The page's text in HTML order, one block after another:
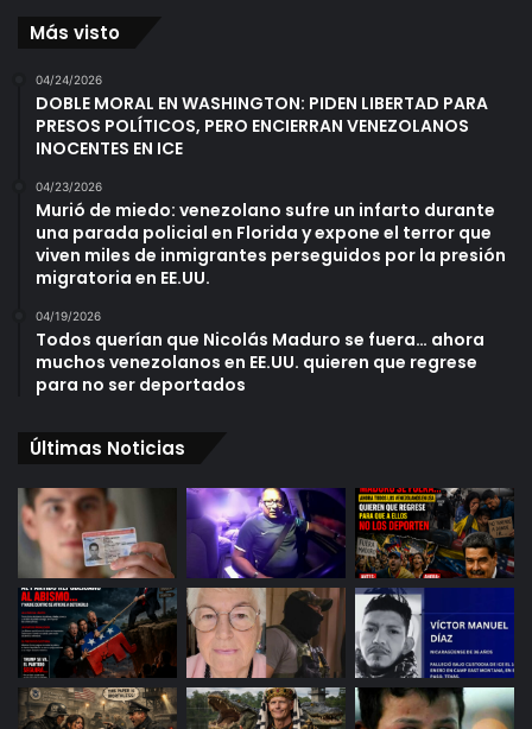
Más visto
04/24/2026
DOBLE MORAL EN WASHINGTON: PIDEN LIBERTAD PARA
PRESOS POLÍTICOS, PERO ENCIERRAN VENEZOLANOS
INOCENTES EN ICE
04/23/2026
Murió de miedo: venezolano sufre un infarto durante
una parada policial en Florida y expone el terror que
viven miles de inmigrantes perseguidos por la presión
migratoria en EE.UU.
04/19/2026
Todos querían que Nicolás Maduro se fuera… ahora
muchos venezolanos en EE.UU. quieren que regrese
para no ser deportados
Últimas Noticias